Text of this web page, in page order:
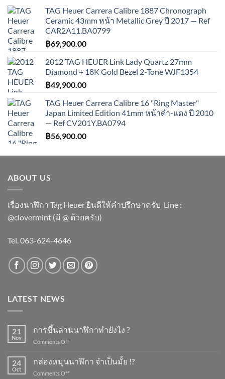
TAG Heuer Carrera Calibre 1887 Chronograph
Ceramic 43mm หน้า Metallic Grey ปี 2017 — Ref
CAR2A11.BA0799
฿69,900.00
2012 TAG HEUER Link Lady Quartz 27mm
Diamond + 18K Gold Bezel 2-Tone WJF1354
฿49,900.00
TAG Heuer Carrera Calibre 16 "Ring Master"
Japan Limited Edition 41mm หน้าดำ-แดง ปี 2010
— Ref CV201Y.BA0794
฿56,900.00
ABOUT US
เรื่องนาฬิกา Tag Heuer ยินดีให้คำปรึกษาครับ ​Line :
@clovermint (มี @ ด้วยครับ)
Tel. 063-624-4646
LATEST NEWS
21
Nov
การขึ้นลานนาฬิกาทำยังไง ?
Comments Offon
ลาน
นาฬิกา
24
Oct
กล่องหมุนนาฬิกา จำเป็นมั้ย !?
Comments Offon